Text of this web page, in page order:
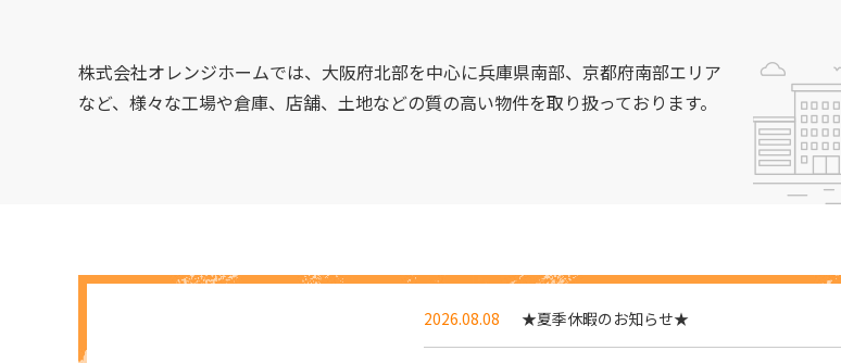
株式会社オレンジホームでは、大阪府北部を中心に兵庫県南部、京都府南部エリア
など、様々な工場や倉庫、店舗、土地などの質の高い物件を取り扱っております。
2026.08.08 ★夏季休暇のお知らせ★